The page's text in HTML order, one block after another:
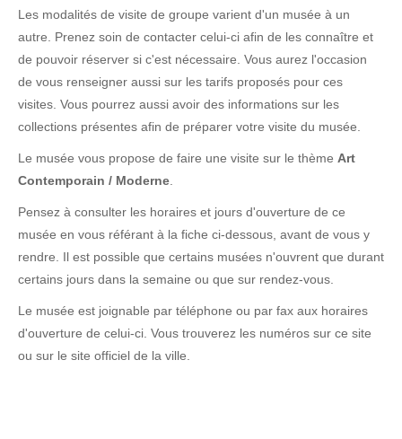
Les modalités de visite de groupe varient d'un musée à un
autre. Prenez soin de contacter celui-ci afin de les connaître et
de pouvoir réserver si c'est nécessaire. Vous aurez l'occasion
de vous renseigner aussi sur les tarifs proposés pour ces
visites. Vous pourrez aussi avoir des informations sur les
collections présentes afin de préparer votre visite du musée.
Le musée vous propose de faire une visite sur le thème Art
Contemporain / Moderne
Pensez à consulter les horaires et jours d'ouverture de ce
musée en vous référant à la fiche ci-dessous, avant de vous y
rendre. Il est possible que certains musées n'ouvrent que durant
certains jours dans la semaine ou que sur rendez-vous.
Le musée est joignable par téléphone ou par fax aux horaires
d'ouverture de celui-ci. Vous trouverez les numéros sur ce site
ou sur le site officiel de la ville.